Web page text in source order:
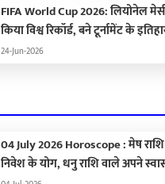
FIFA World Cup 2026: लियोनेल
किया विश्व रिकॉर्ड, बने टूर्नामेंट के
ज्यादा गोल करने वाले खिलाड़ी
24-Jun-2026
04 July 2026 Horoscope : मेष
निवेश के योग, धनु राशि वाले अपने